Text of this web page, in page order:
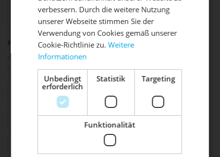
Produktsicherheit:
58, 69115 Heidelberg,
contact@coboc.biz
WEITERFÜHRENDE LINKS ZU "BRISTOL DMT"
Fragen zum Artikel?
Weitere Artikel von Coboc
Ähnliche Artikel
Zubehör 8
Kunden haben sich ebenfalls angesehen
X
DIE SONNE LACHT, DEIN
RAD ERWACHT
Mach dein Bike frühlingsfit - gönn
ihm den Service, den es verdient!
Dein Bike braucht Service, Wartung
oder ein Update?
Buche dir jetzt deinen Termin.
verbessern. Durch die weitere Nutzung
unserer Webseite stimmen Sie der
Verwendung von Cookies gemäß unserer
Cookie-Richtlinie zu.Weitere
Informationen
Unbedingt
erforderlich
Statistik Targeting
Funktionalität